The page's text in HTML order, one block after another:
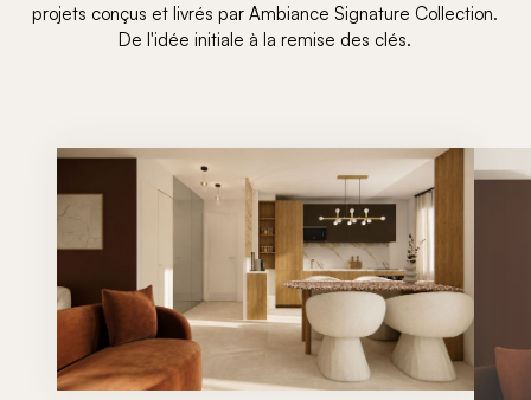
projets conçus et livrés par Ambiance Signature Collection.
De l'idée initiale à la remise des clés.